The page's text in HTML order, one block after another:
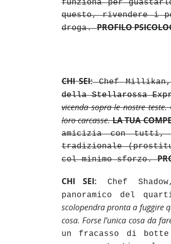
funziona per
questo, rivendere i
droga.PROFILO
CHI SEI:Chef Millikan
della Stellarossa
vicenda sopra le nostre
loro carcasse.LA TUA
amicizia con tutti,
tradizionale
col minimo sforzo.
CHI SEI: Chef
panoramico del
scolopendra pronta a fuggire
cosa. Forse l’unica cosa da
un fracasso di